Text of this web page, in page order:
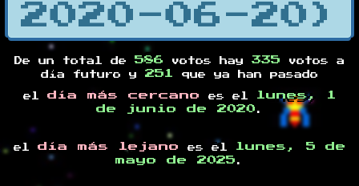
2020-06-20)
De un total de 586 votos hay 335 votos a
día futuro y 251 que ya han pasado
el día más cercano es el
lunes, 1
de junio de 2020 .
el día más lejano es el
lunes, 5 de
mayo de 2025 .